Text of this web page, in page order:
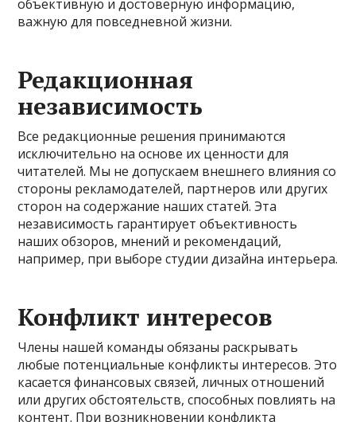
объективную и достоверную информацию,
важную для повседневной жизни.
Редакционная
независимость
Все редакционные решения принимаются
исключительно на основе их ценности для
читателей. Мы не допускаем внешнего влияния со
стороны рекламодателей, партнеров или других
сторон на содержание наших статей. Эта
независимость гарантирует объективность
наших обзоров, мнений и рекомендаций,
например, при выборе студии дизайна интерьера.
Конфликт интересов
Члены нашей команды обязаны раскрывать
любые потенциальные конфликты интересов. Это
касается финансовых связей, личных отношений
или других обстоятельств, способных повлиять на
контент. При возникновении конфликта